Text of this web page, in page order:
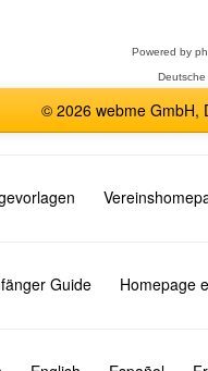
Powered by
© 2026 webme GmbH,
Guide Homepage